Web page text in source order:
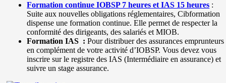
Formation continue IOBSP 7 heures et IAS 15 heures :
Suite aux nouvelles obligations réglementaires, Cibformation
dispense une formation continue. Elle permet de respecter la
conformité des dirigeants, des salariés et MIOB.
Formation IAS : Pour distribuer des assurances emprunteurs
en complément de votre activité d’IOBSP. Vous devez vous
inscrire sur le registre des IAS (Intermédiaire en assurance) et
suivre un stage assurance.